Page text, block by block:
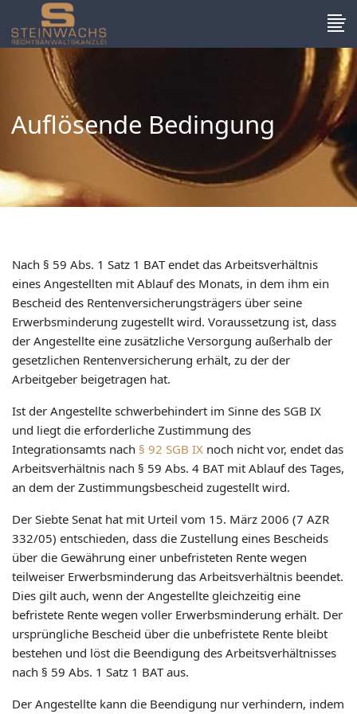
Auflösende Bedingung
Nach § 59 Abs. 1 Satz 1 BAT endet das Arbeitsverhältnis
eines Angestellten mit Ablauf des Monats, in dem ihm ein
Bescheid des Rentenversicherungsträgers über seine
Erwerbsminderung zugestellt wird. Voraussetzung ist, dass
der Angestellte eine zusätzliche Versorgung außerhalb der
gesetzlichen Rentenversicherung erhält, zu der der
Arbeitgeber beigetragen hat.
Ist der Angestellte schwerbehindert im Sinne des SGB IX
und liegt die erforderliche Zustimmung des
Integrationsamts nach § 92 SGB IX noch nicht vor, endet das
Arbeitsverhältnis nach § 59 Abs. 4 BAT mit Ablauf des Tages,
an dem der Zustimmungsbescheid zugestellt wird.
Der Siebte Senat hat mit Urteil vom 15. März 2006 (7 AZR
332/05) entschieden, dass die Zustellung eines Bescheids
über die Gewährung einer unbefristeten Rente wegen
teilweiser Erwerbsminderung das Arbeitsverhältnis beendet.
Dies gilt auch, wenn der Angestellte gleichzeitig eine
befristete Rente wegen voller Erwerbsminderung erhält. Der
ursprüngliche Bescheid über die unbefristete Rente bleibt
bestehen und löst die Beendigung des Arbeitsverhältnisses
nach § 59 Abs. 1 Satz 1 BAT aus.
Der Angestellte kann die Beendigung nur verhindern, indem